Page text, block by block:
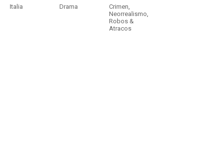
Italia Drama Crimen,
Neorrealismo,
Robos &
Atracos